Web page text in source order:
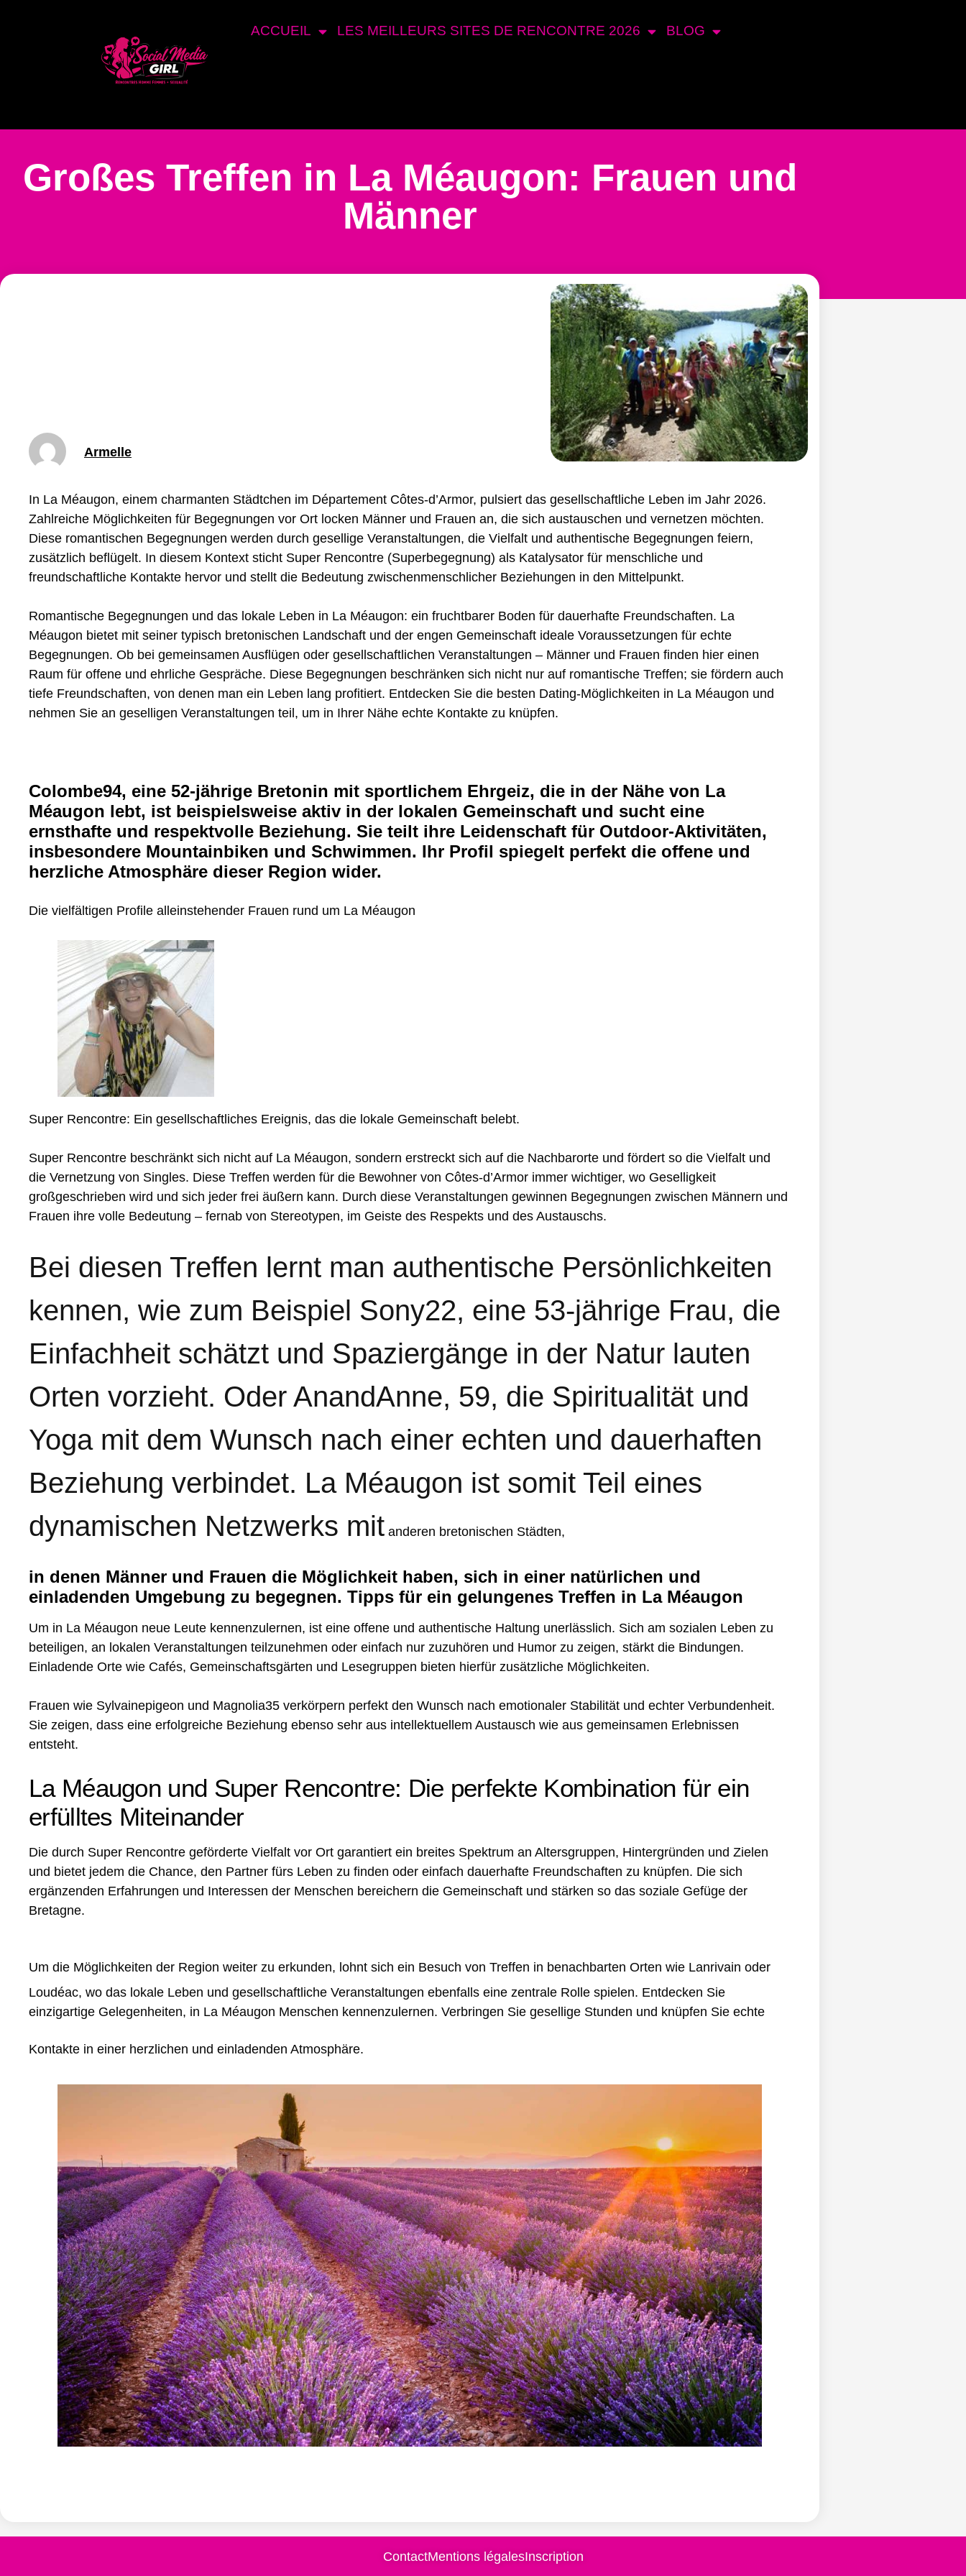
ACCUEIL LES MEILLEURS SITES DE RENCONTRE 2026 BLOG
Großes Treffen in La Méaugon: Frauen und
Männer
Armelle
In La Méaugon, einem charmanten Städtchen im Département Côtes-d’Armor, pulsiert das gesellschaftliche Leben im Jahr 2026.
Zahlreiche Möglichkeiten für Begegnungen vor Ort locken Männer und Frauen an, die sich austauschen und vernetzen möchten.
Diese romantischen Begegnungen werden durch gesellige Veranstaltungen, die Vielfalt und authentische Begegnungen feiern,
zusätzlich beflügelt. In diesem Kontext sticht Super Rencontre (Superbegegnung) als Katalysator für menschliche und
freundschaftliche Kontakte hervor und stellt die Bedeutung zwischenmenschlicher Beziehungen in den Mittelpunkt.
Romantische Begegnungen und das lokale Leben in La Méaugon: ein fruchtbarer Boden für dauerhafte Freundschaften. La
Méaugon bietet mit seiner typisch bretonischen Landschaft und der engen Gemeinschaft ideale Voraussetzungen für echte
Begegnungen. Ob bei gemeinsamen Ausflügen oder gesellschaftlichen Veranstaltungen – Männer und Frauen finden hier einen
Raum für offene und ehrliche Gespräche. Diese Begegnungen beschränken sich nicht nur auf romantische Treffen; sie fördern auch
tiefe Freundschaften, von denen man ein Leben lang profitiert. Entdecken Sie die besten Dating-Möglichkeiten in La Méaugon und
nehmen Sie an geselligen Veranstaltungen teil, um in Ihrer Nähe echte Kontakte zu knüpfen.
Colombe94, eine 52-jährige Bretonin mit sportlichem Ehrgeiz, die in der Nähe von La
Méaugon lebt, ist beispielsweise aktiv in der lokalen Gemeinschaft und sucht eine
ernsthafte und respektvolle Beziehung. Sie teilt ihre Leidenschaft für Outdoor-Aktivitäten,
insbesondere Mountainbiken und Schwimmen. Ihr Profil spiegelt perfekt die offene und
herzliche Atmosphäre dieser Region wider.
Die vielfältigen Profile alleinstehender Frauen rund um La Méaugon
Super Rencontre: Ein gesellschaftliches Ereignis, das die lokale Gemeinschaft belebt.
Super Rencontre beschränkt sich nicht auf La Méaugon, sondern erstreckt sich auf die Nachbarorte und fördert so die Vielfalt und
die Vernetzung von Singles. Diese Treffen werden für die Bewohner von Côtes-d’Armor immer wichtiger, wo Geselligkeit
großgeschrieben wird und sich jeder frei äußern kann. Durch diese Veranstaltungen gewinnen Begegnungen zwischen Männern und
Frauen ihre volle Bedeutung – fernab von Stereotypen, im Geiste des Respekts und des Austauschs.
Bei diesen Treffen lernt man authentische Persönlichkeiten
kennen, wie zum Beispiel Sony22, eine 53-jährige Frau, die
Einfachheit schätzt und Spaziergänge in der Natur lauten
Orten vorzieht. Oder AnandAnne, 59, die Spiritualität und
Yoga mit dem Wunsch nach einer echten und dauerhaften
Beziehung verbindet. La Méaugon ist somit Teil eines
dynamischen Netzwerks mit anderen bretonischen Städten,
in denen Männer und Frauen die Möglichkeit haben, sich in einer natürlichen und
einladenden Umgebung zu begegnen. Tipps für ein gelungenes Treffen in La Méaugon
Um in La Méaugon neue Leute kennenzulernen, ist eine offene und authentische Haltung unerlässlich. Sich am sozialen Leben zu
beteiligen, an lokalen Veranstaltungen teilzunehmen oder einfach nur zuzuhören und Humor zu zeigen, stärkt die Bindungen.
Einladende Orte wie Cafés, Gemeinschaftsgärten und Lesegruppen bieten hierfür zusätzliche Möglichkeiten.
Frauen wie Sylvainepigeon und Magnolia35 verkörpern perfekt den Wunsch nach emotionaler Stabilität und echter Verbundenheit.
Sie zeigen, dass eine erfolgreiche Beziehung ebenso sehr aus intellektuellem Austausch wie aus gemeinsamen Erlebnissen
entsteht.
La Méaugon und Super Rencontre: Die perfekte Kombination für ein
erfülltes Miteinander
Die durch Super Rencontre geförderte Vielfalt vor Ort garantiert ein breites Spektrum an Altersgruppen, Hintergründen und Zielen
und bietet jedem die Chance, den Partner fürs Leben zu finden oder einfach dauerhafte Freundschaften zu knüpfen. Die sich
ergänzenden Erfahrungen und Interessen der Menschen bereichern die Gemeinschaft und stärken so das soziale Gefüge der
Bretagne.
Um die Möglichkeiten der Region weiter zu erkunden, lohnt sich ein Besuch von Treffen in benachbarten Orten wie Lanrivain oder
Loudéac, wo das lokale Leben und gesellschaftliche Veranstaltungen ebenfalls eine zentrale Rolle spielen. Entdecken Sie
einzigartige Gelegenheiten, in La Méaugon Menschen kennenzulernen. Verbringen Sie gesellige Stunden und knüpfen Sie echte
Kontakte in einer herzlichen und einladenden Atmosphäre.
ContactMentions légalesInscription